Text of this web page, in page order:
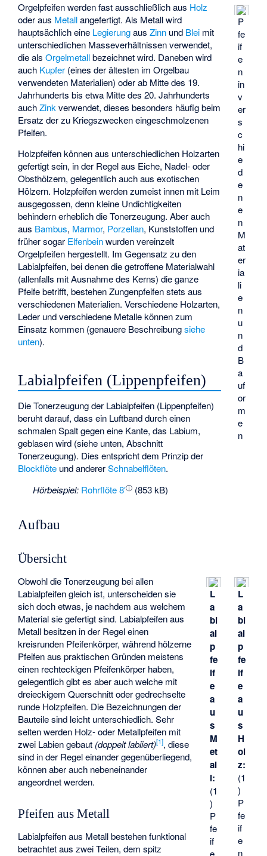
P
fe
if
e
n
in
v
er
s
c
hi
e
d
e
n
e
n
M
at
er
ia
li
e
n
u
n
d
B
a
uf
or
m
e
n
Orgelpfeifen werden fast ausschließlich aus Holz
oder aus Metallangefertigt. Als Metall wird
hauptsächlich eine LegierungausZinn und Blei mit
unterschiedlichen Masseverhältnissen verwendet,
die alsOrgelmetallbezeichnet wird. Daneben wird
auch Kupfer (eines der ältesten im Orgelbau
verwendeten Materialien) oder ab Mitte des 19.
Jahrhunderts bis etwa Mitte des 20. Jahrhunderts
auchZink verwendet, dieses besonders häufig beim
Ersatz der zu Kriegszwecken eingeschmolzenen
Pfeifen.
Holzpfeifen können aus unterschiedlichen Holzarten
gefertigt sein, in der Regel aus Eiche, Nadel- oder
Obsthölzern, gelegentlich auch aus exotischen
Hölzern. Holzpfeifen werden zumeist innen mit Leim
ausgegossen, denn kleine Undichtigkeiten
behindern erheblich die Tonerzeugung. Aber auch
aus Bambus, Marmor, Porzellan, Kunststoffen und
früher sogar Elfenbeinwurden vereinzelt
Orgelpfeifen hergestellt. Im Gegensatz zu den
Labialpfeifen, bei denen die getroffene Materialwahl
(allenfalls mit Ausnahme des Kerns) die ganze
Pfeife betrifft, bestehen Zungenpfeifen stets aus
verschiedenen Materialien. Verschiedene Holzarten,
Leder und verschiedene Metalle können zum
Einsatz kommen (genauere Beschreibungsiehe
unten).
Labialpfeifen (Lippenpfeifen)
Die Tonerzeugung der Labialpfeifen (Lippenpfeifen)
beruht darauf, dass ein Luftband durch einen
schmalen Spalt gegen eine Kante, das Labium,
geblasen wird (siehe unten, Abschnitt
Tonerzeugung). Dies entspricht dem Prinzip der
Blockflöte und andererSchnabelflöten.
Hörbeispiel: Rohrflöte 8′ⓘ(853 kB)
Aufbau
Übersicht
L
a
bi
al
p
fe
if
e
a
u
s
M
et
al
l:
(1
)
P
fe
if
e
L
a
bi
al
p
fe
if
e
a
u
s
H
ol
z:
(1
)
P
fe
if
e
n
Obwohl die Tonerzeugung bei allen
Labialpfeifen gleich ist, unterscheiden sie
sich doch etwas, je nachdem aus welchem
Material sie gefertigt sind. Labialpfeifen aus
Metall besitzen in der Regel einen
kreisrunden Pfeifenkörper, während hölzerne
Pfeifen aus praktischen Gründen meistens
einen rechteckigen Pfeifenkörper haben,
gelegentlich gibt es aber auch welche mit
dreieckigem Querschnitt oder gedrechselte
runde Holzpfeifen. Die Bezeichnungen der
Bauteile sind leicht unterschiedlich. Sehr
selten werden Holz- oder Metallpfeifen mit
zwei Labien gebaut (doppelt labiiert)[1], diese
sind in der Regel einander gegenüberliegend,
können aber auch nebeneinander
angeordnet werden.
Pfeifen aus Metall
Labialpfeifen aus Metall bestehen funktional
betrachtet aus zwei Teilen, dem spitz